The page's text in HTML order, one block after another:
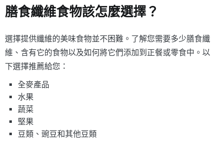
膳食纖維食物該怎麼選擇？
選擇提供纖維的美味食物並不困難。了解您需要多少膳食纖
維、含有它的食物以及如何將它們添加到正餐或零食中。以
下選擇推薦給您：
全麥產品
水果
蔬菜
堅果
豆類、豌豆和其他豆類